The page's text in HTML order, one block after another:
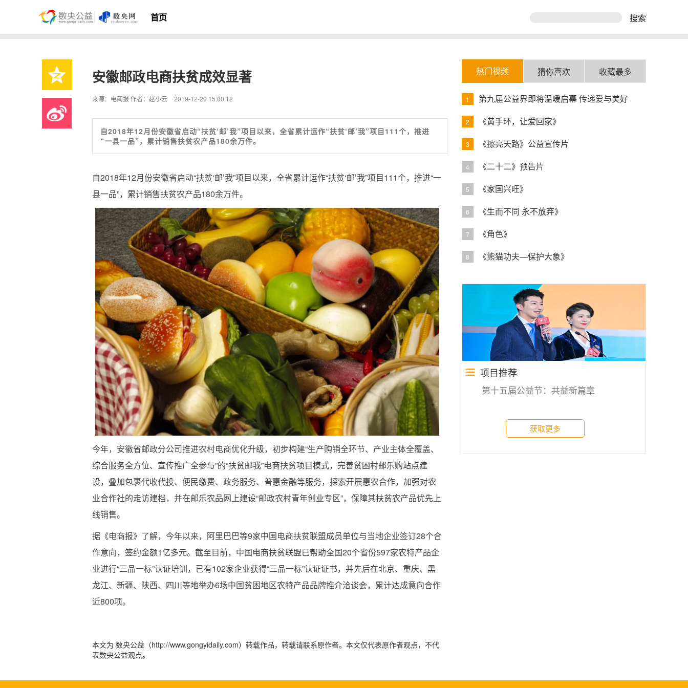
首页 搜索
安徽邮政电商扶贫成效显著
来源：电商报 作者：赵小云 2019-12-20 15:00:12
自2018年12月份安徽省启动“扶贫‘邮’我”项目以来，全省累计运作“扶贫‘邮’我”项目111个，推进
“一县一品”，累计销售扶贫农产品180余万件。
自2018年12月份安徽省启动“扶贫‘邮’我”项目以来，全省累计运作“扶贫‘邮’我”项目111个，推进“一
县一品”，累计销售扶贫农产品180余万件。
今年，安徽省邮政分公司推进农村电商优化升级，初步构建“生产购销全环节、产业主体全覆盖、
综合服务全方位、宣传推广全参与”的“扶贫邮我”电商扶贫项目模式，完善贫困村邮乐购站点建
设，叠加包裹代收代投、便民缴费、政务服务、普惠金融等服务，探索开展惠农合作，加强对农
业合作社的走访建档，并在邮乐农品网上建设“邮政农村青年创业专区”，保障其扶贫农产品优先上
线销售。
据《电商报》了解，今年以来，阿里巴巴等9家中国电商扶贫联盟成员单位与当地企业签订28个合
作意向，签约金额1亿多元。截至目前，中国电商扶贫联盟已帮助全国20个省份597家农特产品企
业进行“三品一标”认证培训，已有102家企业获得“三品一标”认证证书，并先后在北京、重庆、黑
龙江、新疆、陕西、四川等地举办6场中国贫困地区农特产品品牌推介洽谈会，累计达成意向合作
近800项。
本文为 数央公益（http://www.gongyidaily.com）转载作品，转载请联系原作者。本文仅代表原作者观点，不代
表数央公益观点。
热门视频 猜你喜欢 收藏最多
1 第九届公益界即将温暖启幕 传递爱与美好
2 《黄手环，让爱回家》
3 《擦亮天路》公益宣传片
4 《二十二》预告片
5 《家国兴旺》
6 《生而不同 永不放弃》
7 《角色》
8 《熊猫功夫—保护大象》
项目推荐
第十五届公益节：共益新篇章
获取更多